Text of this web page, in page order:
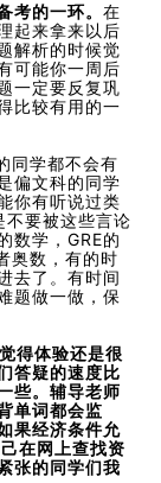
考的一环。 在
起来拿来以后
解析的时候觉
可能你一周后
一定要反复巩
比较有用的一
同学都不会有
偏文科的同学
你有听说过类
不要被这些言论
数学，GRE的
奥数，有的时
去了。有时间
题做一做，保
得体验还是很
答疑的速度比
些。辅导老师
单词都会监
果经济条件允
在网上查找资
张的同学们我